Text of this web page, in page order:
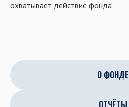
охватывает действие фонда
О ФОНДЕ